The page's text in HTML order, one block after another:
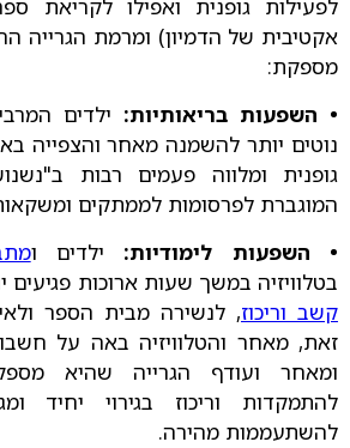
לפעילות גופנית ואפילו לקריאת
אקטיבית של הדמיון) ומרמת הגרייה
מספקת:
• השפעות בריאותיות: ילדים
נוטים יותר להשמנה מאחר והצפייה
גופנית ומלווה פעמים רבות
המוגברת לפרסומות לממתקים
• השפעות לימודיות: ילדים ו
בטלוויזיה במשך שעות ארוכות פגיעים
קשב וריכוז, לנשירה מבית הספר
זאת, מאחר והטלוויזיה באה על
ומאחר ועודף הגרייה שהיא
להתמקדות וריכוז בגירוי יחיד
להשתעממות מהירה.